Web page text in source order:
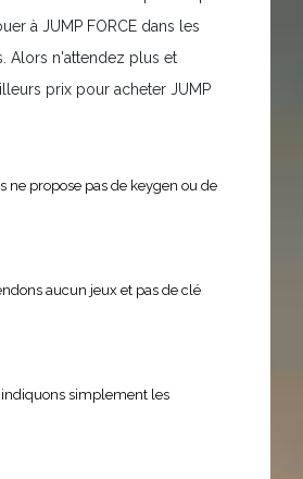
à JUMP FORCE dans les
Alors n'attendez plus et
prix pour acheter JUMP
ne propose pas de keygen ou de
aucun jeux et pas de clé
indiquons simplement les